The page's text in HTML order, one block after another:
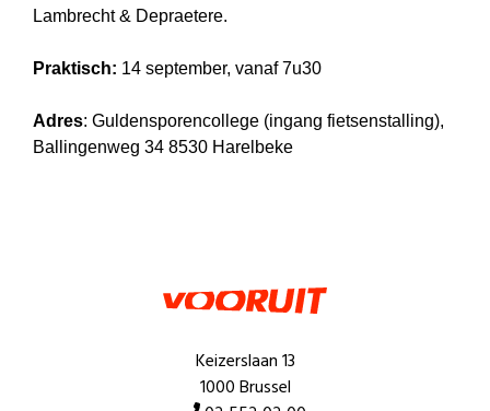
Lambrecht & Depraetere.
Praktisch: 14 september, vanaf 7u30
Adres: Guldensporencollege (ingang fietsenstalling),
Ballingenweg 34 8530 Harelbeke
Keizerslaan 13
1000 Brussel